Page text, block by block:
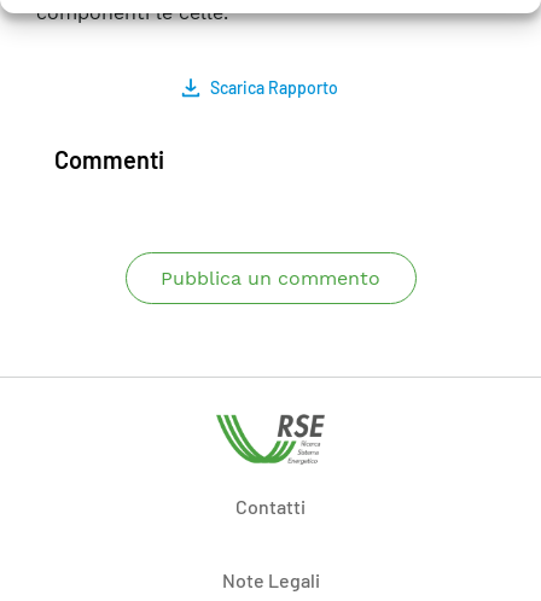
componenti le celle.
Scarica Rapporto
Commenti
Pubblica un commento
Contatti
Note Legali